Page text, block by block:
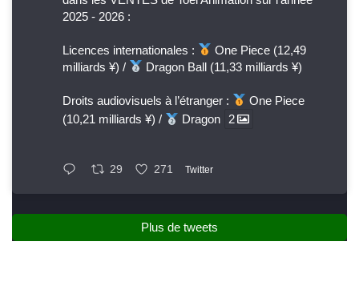
2025 - 2026 :
Licences internationales :
One Piece (12,49
milliards ¥) /
Dragon Ball (11,33 milliards ¥)
Droits audiovisuels à l’étranger :
One Piece
(10,21 milliards ¥) /
Dragon 2
29 271 Twitter
Plus de tweets